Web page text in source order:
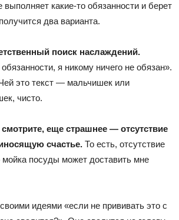
выполняет какие-то обязанности и берет
два варианта.
поиск наслаждений.
я никому ничего не обязан».
это текст — мальчишек или
чисто.
еще страшнее — отсутствие
счастье. То есть, отсутствие
мойка посуды может доставить мне
идеями «если не прививать это с